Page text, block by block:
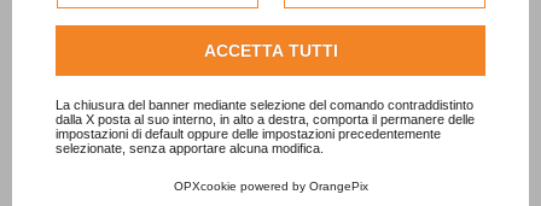
ACCETTA TUTTI
La chiusura del banner mediante selezione del comando contraddistinto
dalla X posta al suo interno, in alto a destra, comporta il permanere delle
impostazioni di default oppure delle impostazioni precedentemente
selezionate, senza apportare alcuna modifica.
OPXcookie powered by OrangePix